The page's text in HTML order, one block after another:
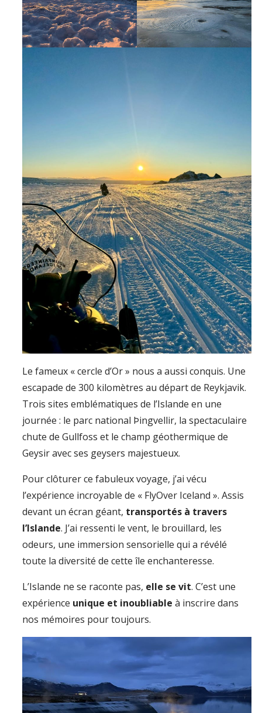
Le fameux « cercle d’Or » nous a aussi conquis. Une
escapade de 300 kilomètres au départ de Reykjavik.
Trois sites emblématiques de l’Islande en une
journée : le parc national Þingvellir, la spectaculaire
chute de Gullfoss et le champ géothermique de
Geysir avec ses geysers majestueux.
Pour clôturer ce fabuleux voyage, j’ai vécu
l’expérience incroyable de « FlyOver Iceland ». Assis
devant un écran géant, transportés à travers
l’Islande. J’ai ressenti le vent, le brouillard, les
odeurs, une immersion sensorielle qui a révélé
toute la diversité de cette île enchanteresse.
L’Islande ne se raconte pas, elle se vit. C’est une
expérience unique et inoubliable à inscrire dans
nos mémoires pour toujours.